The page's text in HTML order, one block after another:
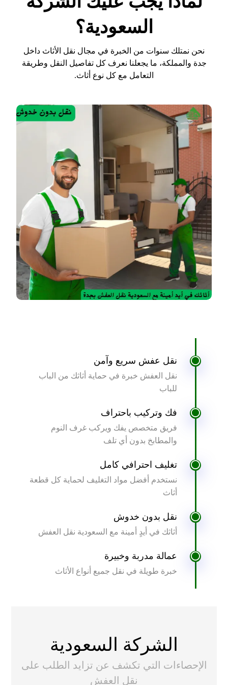
السعودية؟
نحن نمتلك سنوات من الخبرة في مجال نقل الأثاث داخل
جدة والمملكة، ما يجعلنا نعرف كل تفاصيل النقل وطريقة
التعامل مع كل نوع أثاث.
نقل عفش سريع وآمن
نقل العفش خبرة في حماية أثاثك من الباب
للباب
فك وتركيب باحتراف
فريق متخصص يفك ويركب غرف النوم
والمطابخ بدون أي تلف
تغليف احترافي كامل
نستخدم أفضل مواد التغليف لحماية كل قطعة
أثاث
نقل بدون خدوش
أثاثك في أيدٍ أمينة مع السعودية نقل العفش
عمالة مدربة وخبيرة
خبرة طويلة في نقل جميع أنواع الأثاث
الشركة السعودية
الإحصاءات التي تكشف عن تزايد الطلب على
نقل العفش